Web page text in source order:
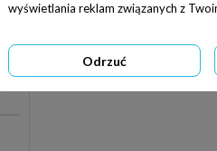
wyświetlania reklam związanych z
Odrzuć